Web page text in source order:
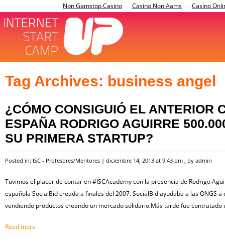
Non Gamstop Casino Casino Non Aams Casino
Tag Archives: business angel
¿CÓMO CONSIGUIÓ EL ANTERIOR
ESPAÑA RODRIGO AGUIRRE
SU PRIMERA STARTUP?
Posted in: ISC - Profesores/Mentores | diciembre 14, 2013 at 9:43 pm , by admin
Tuvimos el placer de contar en #ISCAcademy con la presencia de Rodrigo
española SocialBid creada a finales del 2007. SocialBid ayudaba a las ONGS
vendiendo productos creando un mercado solidario.Más tarde fue contratado
Read more